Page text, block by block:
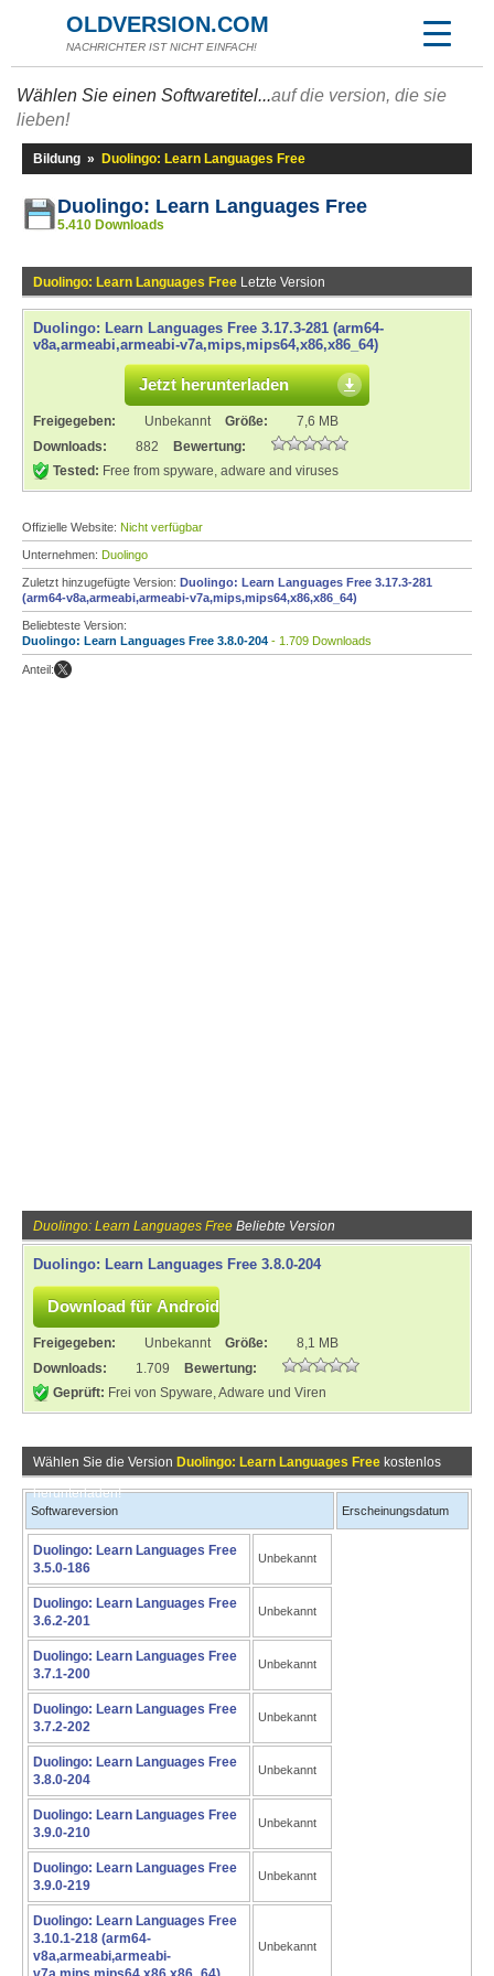
OLDVERSION.COM
NACHRICHTER IST NICHT EINFACH!
Wählen Sie einen Softwaretitel...auf die version, die sie
lieben!
Bildung » Duolingo: Learn Languages Free
Duolingo: Learn Languages Free
5.410 Downloads
Duolingo: Learn Languages Free Letzte Version
Duolingo: Learn Languages Free 3.17.3-281 (arm64-
v8a,armeabi,armeabi-v7a,mips,mips64,x86,x86_64)
Jetzt herunterladen
Freigegeben: Unbekannt Größe:
7,6 MB
Downloads:
882
Bewertung:
Tested: Free from spyware, adware and viruses
Offizielle Website: Nicht verfügbar
Unternehmen: Duolingo
Zuletzt hinzugefügte Version: Duolingo: Learn Languages Free 3.17.3-281
(arm64-v8a,armeabi,armeabi-v7a,mips,mips64,x86,x86_64)
Beliebteste Version:
Duolingo: Learn Languages Free 3.8.0-204 - 1.709 Downloads
Anteil:
Duolingo: Learn Languages Free Beliebte Version
Duolingo: Learn Languages Free 3.8.0-204
Freigegeben: Unbekannt Größe:
8,1 MB
Downloads:
1.709
Bewertung:
Geprüft: Frei von Spyware, Adware und Viren
Wählen Sie die Version Duolingo: Learn Languages Free kostenlos
herunterladen!
Softwareversion Erscheinungsdatum
Duolingo: Learn Languages Free
3.5.0-186
Unbekannt
Duolingo: Learn Languages Free
3.6.2-201
Unbekannt
Duolingo: Learn Languages Free
3.7.1-200
Unbekannt
Duolingo: Learn Languages Free
3.7.2-202
Unbekannt
Duolingo: Learn Languages Free
3.8.0-204
Unbekannt
Duolingo: Learn Languages Free
3.9.0-210
Unbekannt
Duolingo: Learn Languages Free
3.9.0-219
Unbekannt
Duolingo: Learn Languages Free
3.10.1-218 (arm64-
v8a,armeabi,armeabi-
Unbekannt